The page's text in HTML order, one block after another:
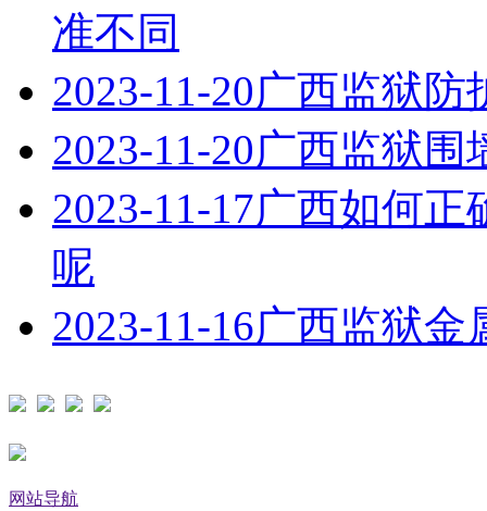
准不同
2023-11-20广西监狱防
2023-11-20广西监狱围
2023-11-17广西如何正
呢
2023-11-16广西监狱金
网站导航